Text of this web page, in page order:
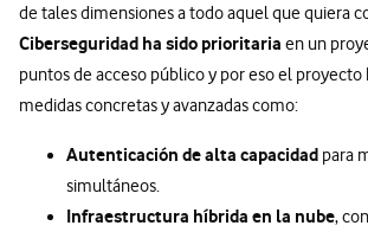
de tales dimensiones a todo aquel que quiera
Ciberseguridad ha sido prioritaria en un
puntos de acceso público y por eso el proyecto
medidas concretas y avanzadas como:
Autenticación de alta capacidad para
simultáneos.
Infraestructura híbrida en la nube,